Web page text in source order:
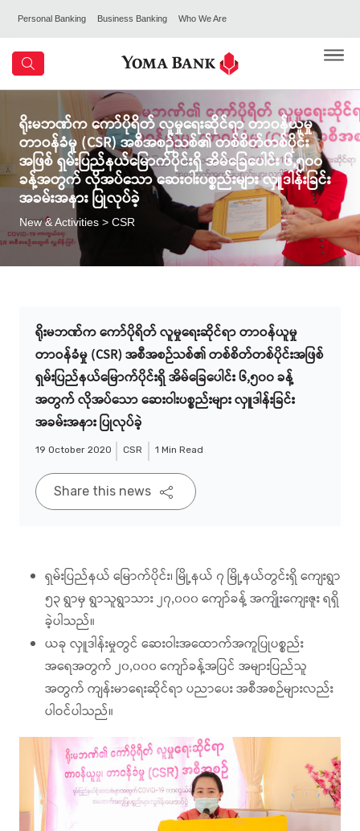
Personal Banking Business Banking Who We Are
ရိုးမဘဏ်က ကော်ပိုရိတ် လူမှုရေးဆိုင်ရာ တာဝန်ယူမှု
တာဝန်ခံမှု (CSR) အစီအစဉ်သစ်၏ တစ်စိတ်တစ်ပိုင်း
အဖြစ် ရှမ်းပြည်နယ်မြောက်ပိုင်းရှိ အိမ်ခြေပေါင်း ၆,၅၀၀
ခန့်အတွက် လိုအပ်သော ဆေးဝါးပစ္စည်းများ လှူဒါန်းခြင်း
အခမ်းအနား ပြုလုပ်ခဲ့
New & Activities > CSR
ရိုးမဘဏ်က ကော်ပိုရိတ် လူမှုရေးဆိုင်ရာ တာဝန်ယူမှု
တာဝန်ခံမှု (CSR) အစီအစဉ်သစ်၏ တစ်စိတ်တစ်ပိုင်းအဖြစ်
ရှမ်းပြည်နယ်မြောက်ပိုင်းရှိ အိမ်ခြေပေါင်း ၆,၅၀၀ ခန့်
အတွက် လိုအပ်သော ဆေးဝါးပစ္စည်းများ လှူဒါန်းခြင်း
အခမ်းအနား ပြုလုပ်ခဲ့
19 October 2020 CSR 1 Min Read
Share this news
ရှမ်းပြည်နယ် မြောက်ပိုင်း၊ မြို့နယ် ၇ မြို့နယ်တွင်းရှိ ကျေးရွာ
၅၃ ရွာမှ ရွာသူရွာသား ၂၇,၀၀၀ ကျော်ခန့် အကျိုးကျေးဇူး ရရှိ
ခဲ့ပါသည်။
ယခု လှူဒါန်းမှုတွင် ဆေးဝါးအထောက်အကူပြုပစ္စည်း
အရေအတွက် ၂၀,၀၀၀ ကျော်ခန့်အပြင် အများပြည်သူ
အတွက် ကျန်းမာရေးဆိုင်ရာ ပညာပေး အစီအစဉ်များလည်း
ပါဝင်ပါသည်။